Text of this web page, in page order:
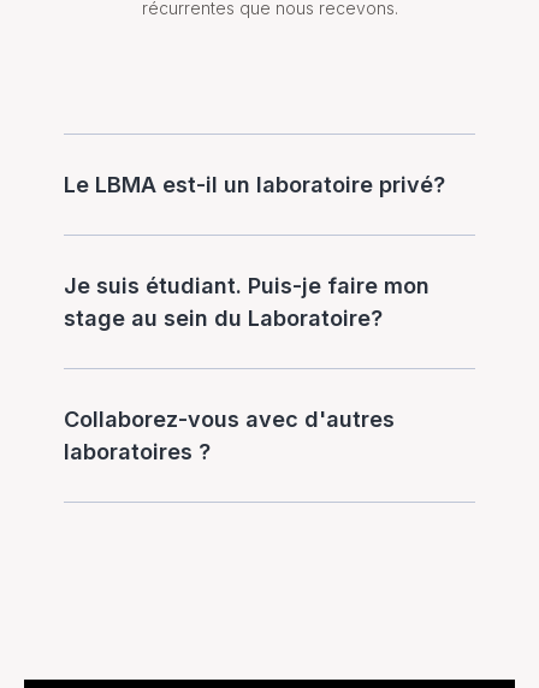
récurrentes que nous recevons.
Le LBMA est-il un laboratoire privé?
Je suis étudiant. Puis-je faire mon
stage au sein du Laboratoire?
Collaborez-vous avec d'autres
laboratoires ?